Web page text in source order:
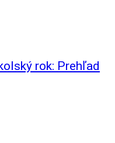
rok: Prehľad